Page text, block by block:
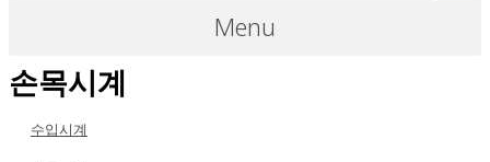
Menu
손목시계
수입시계